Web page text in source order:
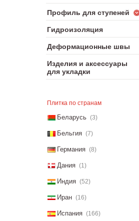
Профиль для ступеней
Гидроизоляция
Деформационные швы
Изделия и аксессуары
для укладки
Плитка по странам
Беларусь (3)
Бельгия (7)
Германия (8)
Дания (1)
Индия (52)
Иран (16)
Испания (166)